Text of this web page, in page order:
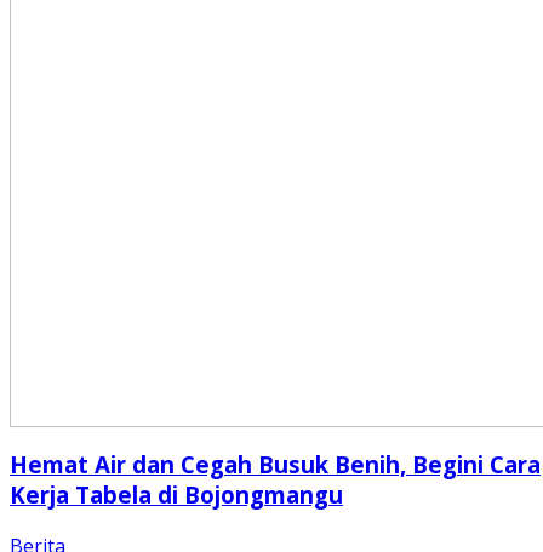
Hemat Air dan Cegah Busuk Benih, Begini Cara
Kerja Tabela di Bojongmangu
Berita